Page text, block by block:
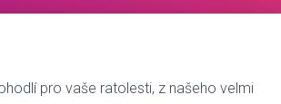
pro vaše ratolesti, z našeho velmi